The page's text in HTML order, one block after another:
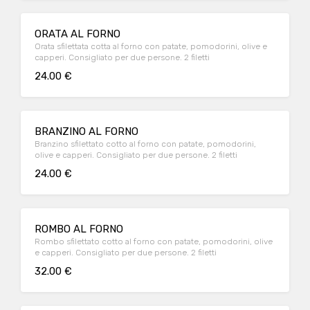
ORATA AL FORNO
Orata sfilettata cotta al forno con patate, pomodorini, olive e
capperi. Consigliato per due persone. 2 filetti
24.00 €
BRANZINO AL FORNO
Branzino sfilettato cotto al forno con patate, pomodorini,
olive e capperi. Consigliato per due persone. 2 filetti
24.00 €
ROMBO AL FORNO
Rombo sfilettato cotto al forno con patate, pomodorini, olive
e capperi. Consigliato per due persone. 2 filetti
32.00 €